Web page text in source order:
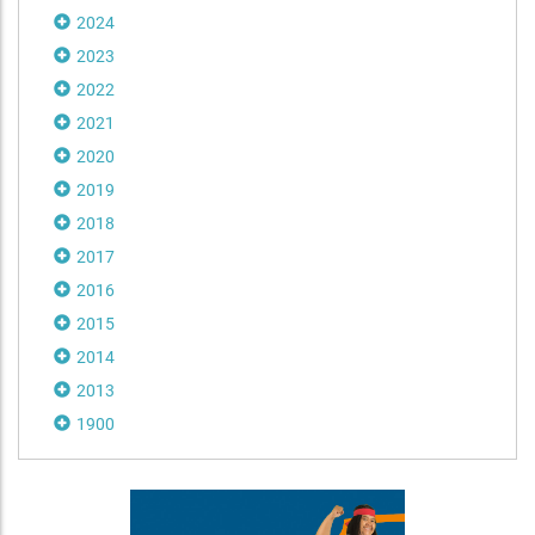
2024
2023
2022
2021
2020
2019
2018
2017
2016
2015
2014
2013
1900